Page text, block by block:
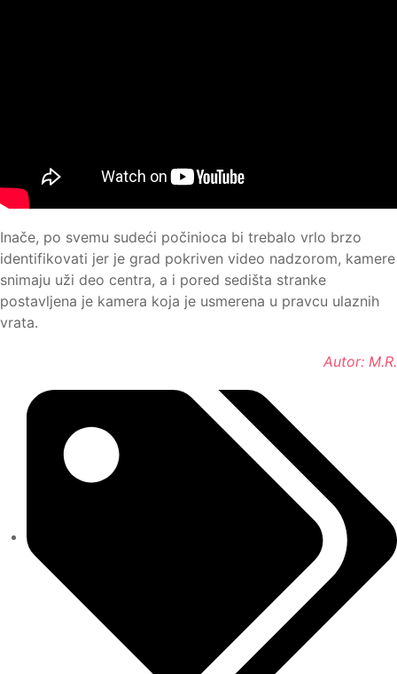
Inače, po svemu sudeći počinioca bi trebalo vrlo brzo
identifikovati jer je grad pokriven video nadzorom, kamere
snimaju uži deo centra, a i pored sedišta stranke
postavljena je kamera koja je usmerena u pravcu ulaznih
vrata.
Autor: M.R.